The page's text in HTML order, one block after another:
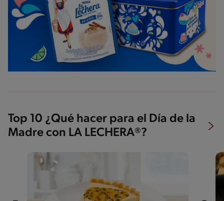
Top 10 ¿Qué hacer para el Día de la
Madre con LA LECHERA®?